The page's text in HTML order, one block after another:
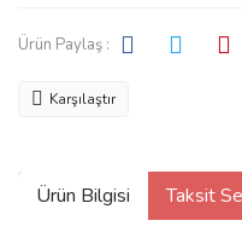
Ürün Paylaş :
Karşılaştır
Ürün Bilgisi Taksit